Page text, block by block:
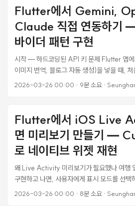
Bundle이 잘못된 키로 서명되었습니다. 제대
Bundle에 서명한 다음 다시 시도해 보세요.
AB:87 지문이 포함된 인증서로 App Bundle
한 App Bundle 서명에 사용된 인증서의 지문
:16:48 입니다. 두 개의 SHA1 지문이 달랐
키와, 실제 AAB에 서명된 키가 다르다는 뜻이
Flutter에서 Gemini,
Claude 직접 연동하기
바이더 패턴 구현
시작 — 하드코딩된 API 키 문제 Flutter 앱
이미지 번역, 블로그 자동 생성)을 넣을 때,
프록시 서비스를 썼다. 모든 요청을 하나의 엔
static const _apiKey = 'sk-br-v1-
에 그대로 static const _baseUrl =
인들에게 배포하는 MVP라 처음에는 괜찮았
력해서 쓸 수 있게 만들어야 했다. Gemini 키
OpenAI 키가 있는 사람은 GPT로, Claude
— 각자 가진 키를 쓸 수 있어야 했다. ...
2026-03-26 00:00 · 9분 소요·
Flutter에서 iOS Live
면 미리보기 만들기 —
로 네이티브 위젯 재현
왜 Live Activity 미리보기가 필요했나 여
구현하고 나면, 사용자에게 표시 모드를 선택
하다. 일정 모드, 예산 모드, 자동 모드, 결합
2026-03-26 00:00 · 8분 소요·